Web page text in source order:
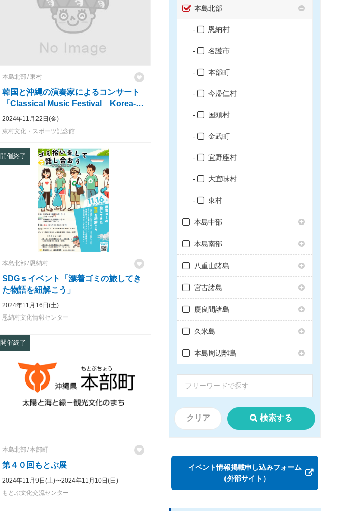
本島北部 東村
韓国と沖縄の演奏家によるコンサート
「Classical Music Festival Korea-
Okinawa」
2024年11月22日(金)
東村文化・スポーツ記念館
開催終了
本島北部 恩納村
SDGｓイベント「漂着ゴミの旅してき
た物語を紐解こう」
2024年11月16日(土)
恩納村文化情報センター
開催終了
本島北部 本部町
第４０回もとぶ展
2024年11月9日(土)〜2024年11月10日(日)
もとぶ文化交流センター
本島北部
恩納村
名護市
本部町
今帰仁村
国頭村
金武町
宜野座村
大宜味村
東村
本島中部
本島南部
八重山諸島
宮古諸島
慶良間諸島
久米島
本島周辺離島
クリア 検索する
イベント情報掲載申し込みフォーム
（外部サイト）